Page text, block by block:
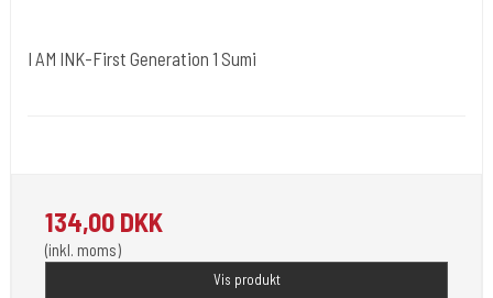
I AM INK-First Generation 1 Sumi
134,00 DKK
(inkl. moms)
Vis produkt